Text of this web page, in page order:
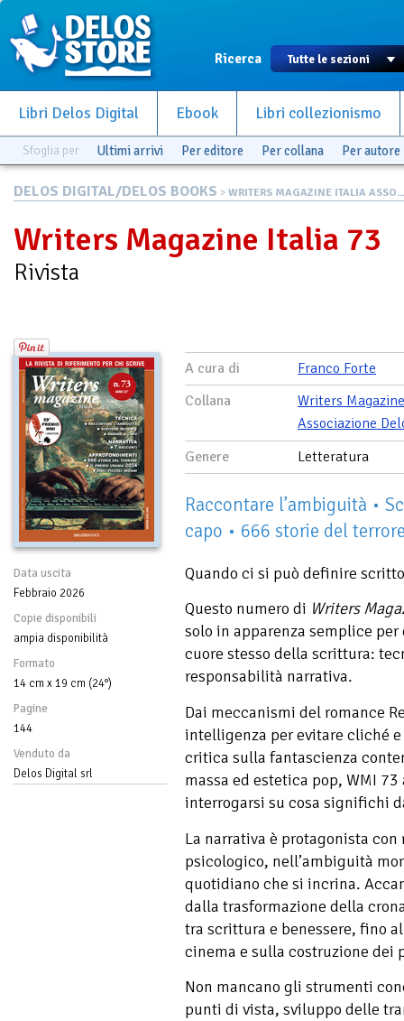
Ricerca
Libri Delos Digital Ebook Libri collezionismo
Sfoglia per Ultimi arrivi Per editore Per collana Per autore
DELOS DIGITAL/DELOS BOOKS > WRITERS MAGAZINE ITALIA ASSO...
Writers Magazine Italia 73
Rivista
Data uscita
Febbraio 2026
Copie disponibili
ampia disponibilità
Formato
14 cm x 19 cm (24°)
Pagine
144
Venduto da
Delos Digital srl
A cura di
Franco Forte
Collana
Writers
Associazione
Genere
Letteratura
Raccontare l’ambiguità •
capo • 666 storie del
Quando ci si può definire
Questo numero di Writers
solo in apparenza semplice
cuore stesso della scrittura:
responsabilità narrativa.
Dai meccanismi del romance
intelligenza per evitare cliché
critica sulla fantascienza
massa ed estetica pop, WMI
interrogarsi su cosa significhi
La narrativa è protagonista
psicologico, nell’ambiguità
quotidiano che si incrina.
dalla trasformazione della
tra scrittura e benessere, fino
cinema e sulla costruzione dei
Non mancano gli strumenti
punti di vista, sviluppo delle